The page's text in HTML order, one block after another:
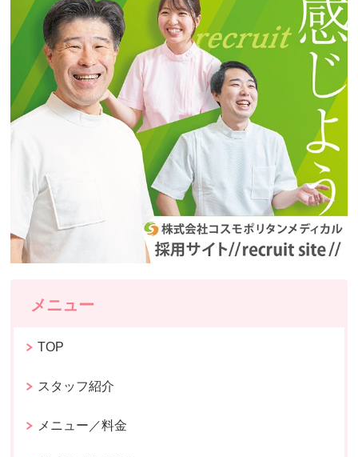
メニュー
TOP
スタッフ紹介
メニュー／料金